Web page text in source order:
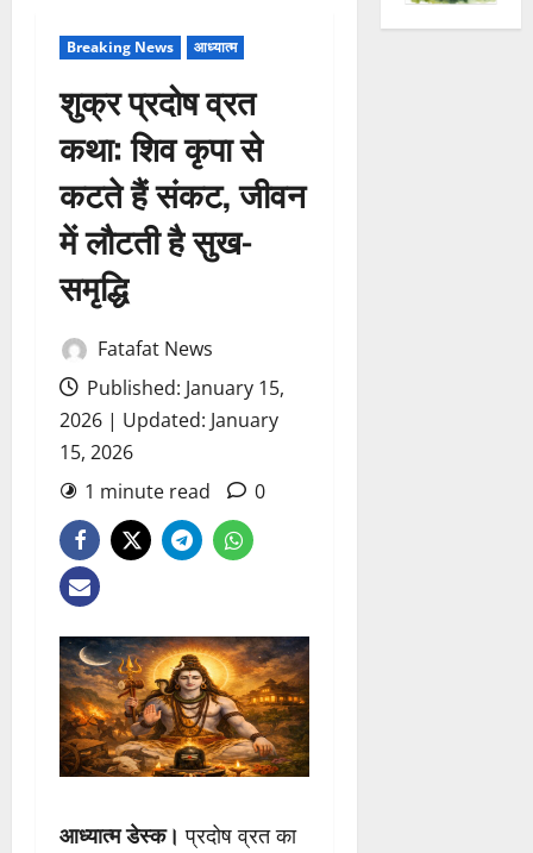
Breaking News आध्यात्म
शुक्र प्रदोष व्रत
कथा: शिव कृपा से
कटते हैं संकट, जीवन
में लौटती है सुख-
समृद्धि
Fatafat News
Published: January 15,
2026 | Updated: January
15, 2026
1 minute read
0
आध्यात्म डेस्क। प्रदोष व्रत का